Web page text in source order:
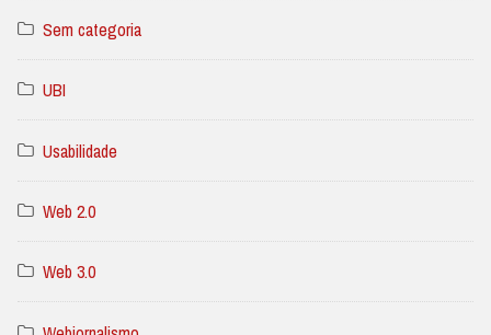
Sem categoria
UBI
Usabilidade
Web 2.0
Web 3.0